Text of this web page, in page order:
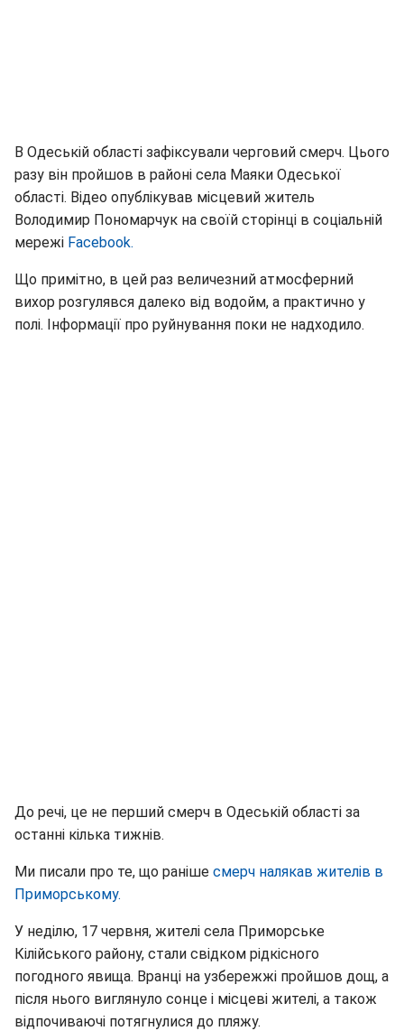
В Одеській області зафіксували черговий смерч. Цього
разу він пройшов в районі села Маяки Одеської
області. Відео опублікував місцевий житель
Володимир Пономарчук на своїй сторінці в соціальній
мережі Facebook.
Що примітно, в цей раз величезний атмосферний
вихор розгулявся далеко від водойм, а практично у
полі. Інформації про руйнування поки не надходило.
До речі, це не перший смерч в Одеській області за
останні кілька тижнів.
Ми писали про те, що раніше смерч налякав жителів в
Приморському.
У неділю, 17 червня, жителі села Приморське
Кілійського району, стали свідком рідкісного
погодного явища. Вранці на узбережжі пройшов дощ, а
після нього виглянуло сонце і місцеві жителі, а також
відпочиваючі потягнулися до пляжу.